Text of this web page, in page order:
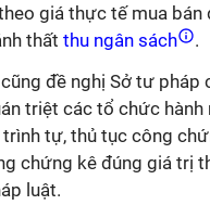
giá thực tế mua bán
thất thu ngân sách
.
đề nghị Sở tư
triệt các tổ chức
trình tự, thủ tục công
chứng kê đúng giá trị
luật.